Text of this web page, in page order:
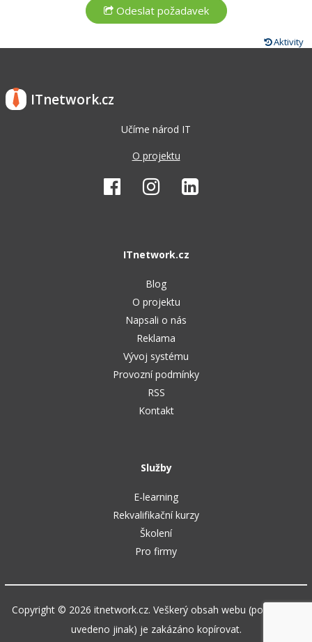
Aktivity
ITnetwork.cz
Učíme národ IT
O projektu
ITnetwork.cz
Blog
O projektu
Napsali o nás
Reklama
Vývoj systému
Provozní podmínky
RSS
Kontakt
Služby
E-learning
Rekvalifikační kurzy
Školení
Pro firmy
Copyright © 2026 itnetwork.cz. Veškerý obsah webu (pokud není
uvedeno jinak) je zakázáno kopírovat.